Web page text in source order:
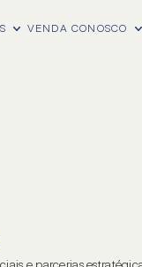
VENDA CONOSCO
e parcerias